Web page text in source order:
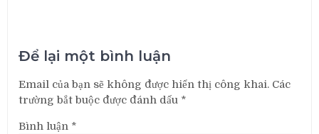
Để lại một bình luận
Email của bạn sẽ không được hiển thị công khai. Các
trường bắt buộc được đánh dấu *
Bình luận *